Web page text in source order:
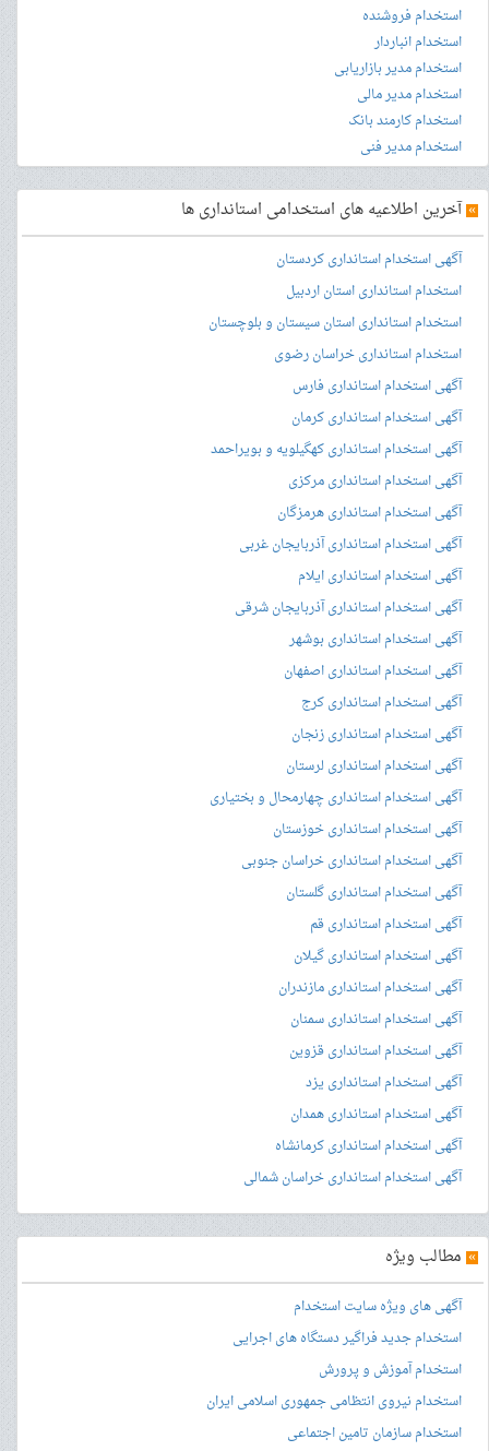
استخدام فروشنده
استخدام انباردار
استخدام مدیر بازاریابی
استخدام مدیر مالی
استخدام کارمند بانک
استخدام مدیر فنی
»آخرین اطلاعیه های استخدامی استانداری ها
آگهی استخدام استانداری کردستان
استخدام استانداری استان اردبیل
استخدام استانداری استان سیستان و بلوچستان
استخدام استانداری خراسان رضوی
آگهی استخدام استانداری فارس
آگهی استخدام استانداری کرمان
آگهی استخدام استانداری کهگیلویه و بویراحمد
آگهی استخدام استانداری مرکزی
آگهی استخدام استانداری هرمزگان
آگهی استخدام استانداری آذربایجان غربی
آگهی استخدام استانداری ایلام
آگهی استخدام استانداری آذربایجان شرقی
آگهی استخدام استانداری بوشهر
آگهی استخدام استانداری اصفهان
آگهی استخدام استانداری کرج
آگهی استخدام استانداری زنجان
آگهی استخدام استانداری لرستان
آگهی استخدام استانداری چهارمحال و بختیاری
آگهی استخدام استانداری خوزستان
آگهی استخدام استانداری خراسان جنوبی
آگهی استخدام استانداری گلستان
آگهی استخدام استانداری قم
آگهی استخدام استانداری گیلان
آگهی استخدام استانداری مازندران
آگهی استخدام استانداری سمنان
آگهی استخدام استانداری قزوین
آگهی استخدام استانداری یزد
آگهی استخدام استانداری همدان
آگهی استخدام استانداری کرمانشاه
آگهی استخدام استانداری خراسان شمالی
» مطالب ویژه
آگهی های ویژه سایت استخدام
استخدام جدید فراگیر دستگاه های اجرایی
استخدام آموزش و پرورش
استخدام نیروی انتظامی جمهوری اسلامی ایران
استخدام سازمان تامین اجتماعی